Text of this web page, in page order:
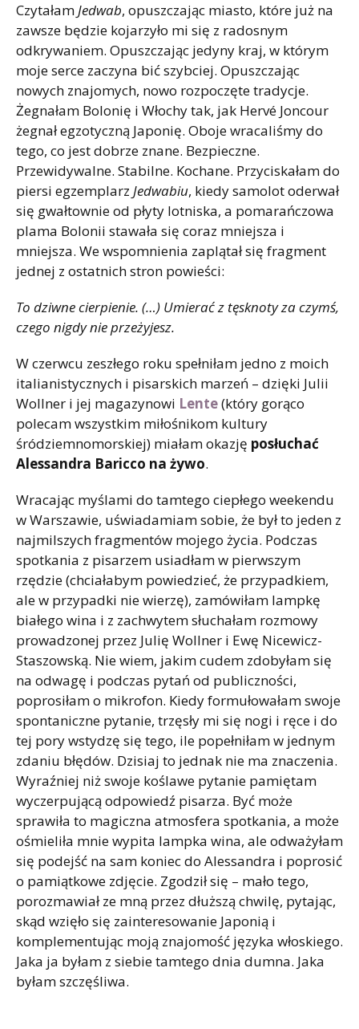
CzytałamJedwab, opuszczając miasto, które już na
zawsze będzie kojarzyło mi się z radosnym
odkrywaniem. Opuszczając jedyny kraj, w którym
moje serce zaczyna bić szybciej. Opuszczając
nowych znajomych, nowo rozpoczęte tradycje.
Żegnałam Bolonię i Włochy tak, jak Hervé Joncour
żegnał egzotyczną Japonię. Oboje wracaliśmy do
tego, co jest dobrze znane. Bezpieczne.
Przewidywalne. Stabilne. Kochane. Przyciskałam do
piersi egzemplarz Jedwabiu, kiedy samolot oderwał
się gwałtownie od płyty lotniska, a pomarańczowa
plama Bolonii stawała się coraz mniejsza i
mniejsza. We wspomnienia zaplątał się fragment
jednej z ostatnich stron powieści:
To dziwne cierpienie. (…) Umierać z tęsknoty za czymś,
czego nigdy nie przeżyjesz.
W czerwcu zeszłego roku spełniłam jedno z moich
italianistycznych i pisarskich marzeń – dzięki Julii
Wollner i jej magazynowi Lente(który gorąco
polecam wszystkim miłośnikom kultury
śródziemnomorskiej) miałam okazję posłuchać
Alessandra Baricco na żywo.
Wracając myślami do tamtego ciepłego weekendu
w Warszawie, uświadamiam sobie, że był to jeden z
najmilszych fragmentów mojego życia. Podczas
spotkania z pisarzem usiadłam w pierwszym
rzędzie (chciałabym powiedzieć, że przypadkiem,
ale w przypadki nie wierzę), zamówiłam lampkę
białego wina i z zachwytem słuchałam rozmowy
prowadzonej przez Julię Wollner i Ewę Nicewicz-
Staszowską. Nie wiem, jakim cudem zdobyłam się
na odwagę i podczas pytań od publiczności,
poprosiłam o mikrofon. Kiedy formułowałam swoje
spontaniczne pytanie, trzęsły mi się nogi i ręce i do
tej pory wstydzę się tego, ile popełniłam w jednym
zdaniu błędów. Dzisiaj to jednak nie ma znaczenia.
Wyraźniej niż swoje koślawe pytanie pamiętam
wyczerpującą odpowiedź pisarza. Być może
sprawiła to magiczna atmosfera spotkania, a może
ośmieliła mnie wypita lampka wina, ale odważyłam
się podejść na sam koniec do Alessandra i poprosić
o pamiątkowe zdjęcie. Zgodził się – mało tego,
porozmawiał ze mną przez dłuższą chwilę, pytając,
skąd wzięło się zainteresowanie Japonią i
komplementując moją znajomość języka włoskiego.
Jaka ja byłam z siebie tamtego dnia dumna. Jaka
byłam szczęśliwa.